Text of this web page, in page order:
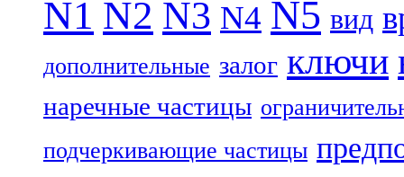
N1 N2 N3 N4 N5 вид
дополнительные залог ключи
наречные частицы
подчеркивающие частицы